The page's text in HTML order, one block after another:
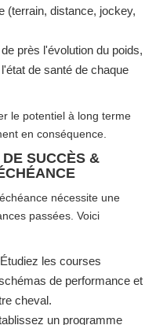
(terrain, distance, jockey,
près l'évolution du poids,
de santé de chaque
le potentiel à long terme
en conséquence.
SUCCÈS &
nécessite une
passées. Voici
les courses
de performance et
cheval.
un programme